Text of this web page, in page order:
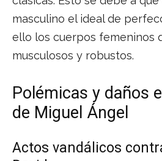
masculino el ideal de
ello los cuerpos femeninos
musculosos y robustos.
Polémicas y daños
de Miguel Ángel
Actos vandálicos